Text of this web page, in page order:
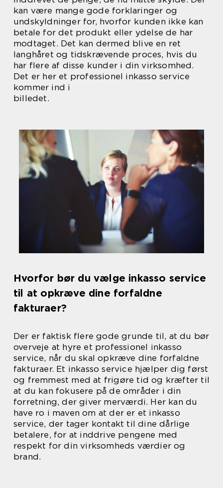
kan være mange gode forklaringer og
undskyldninger for, hvorfor kunden ikke kan
betale for det produkt eller ydelse de har
modtaget. Det kan dermed blive en ret
langhåret og tidskrævende proces, hvis du
har flere af disse kunder i din virksomhed.
Det er her et professionel inkasso service
kommer ind i
billedet.
Hvorfor bør du vælge inkasso service
til at opkræve dine forfaldne
fakturaer?
Der er faktisk flere gode grunde til, at du bør
overveje at hyre et professionel inkasso
service, når du skal opkræve dine forfaldne
fakturaer. Et inkasso service hjælper dig først
og fremmest med at frigøre tid og kræfter til
at du kan fokusere på de områder i din
forretning, der giver merværdi. Her kan du
have ro i maven om at der er et inkasso
service, der tager kontakt til dine dårlige
betalere, for at inddrive pengene med
respekt for din virksomheds værdier og
brand.